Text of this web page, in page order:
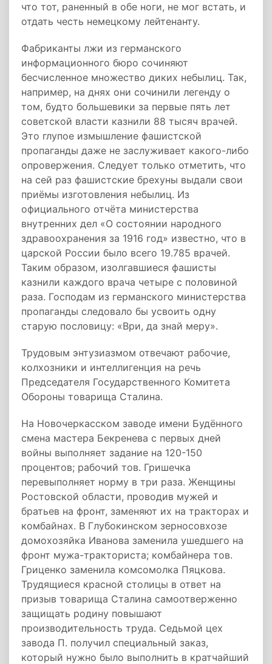
что тот, раненный в обе ноги, не мог встать, и
отдать честь немецкому лейтенанту.
Фабриканты лжи из германского
информационного бюро сочиняют
бесчисленное множество диких небылиц. Так,
например, на днях они сочинили легенду о
том, будто большевики за первые пять лет
советской власти казнили 88 тысяч врачей.
Это глупое измышление фашистской
пропаганды даже не заслуживает какого-либо
опровержения. Следует только отметить, что
на сей раз фашистские брехуны выдали свои
приёмы изготовления небылиц. Из
официального отчёта министерства
внутренних дел «О состоянии народного
здравоохранения за 1916 год» известно, что в
царской России было всего 19.785 врачей.
Таким образом, изолгавшиеся фашисты
казнили каждого врача четыре с половиной
раза. Господам из германского министерства
пропаганды следовало бы усвоить одну
старую пословицу: «Ври, да знай меру».
Трудовым энтузиазмом отвечают рабочие,
колхозники и интеллигенция на речь
Председателя Государственного Комитета
Обороны товарища Сталина.
На Новочеркасском заводе имени Будённого
смена мастера Бекренева с первых дней
войны выполняет задание на 120-150
процентов; рабочий тов. Гришечка
перевыполняет норму в три раза. Женщины
Ростовской области, проводив мужей и
братьев на фронт, заменяют их на тракторах и
комбайнах. В Глубокинском зерносовхозе
домохозяйка Иванова заменила ушедшего на
фронт мужа-тракториста; комбайнера тов.
Гриценко заменила комсомолка Пяцкова.
Трудящиеся красной столицы в ответ на
призыв товарища Сталина самоотверженно
защищать родину повышают
производительность труда. Седьмой цех
завода П. получил специальный заказ,
который нужно было выполнить в кратчайший